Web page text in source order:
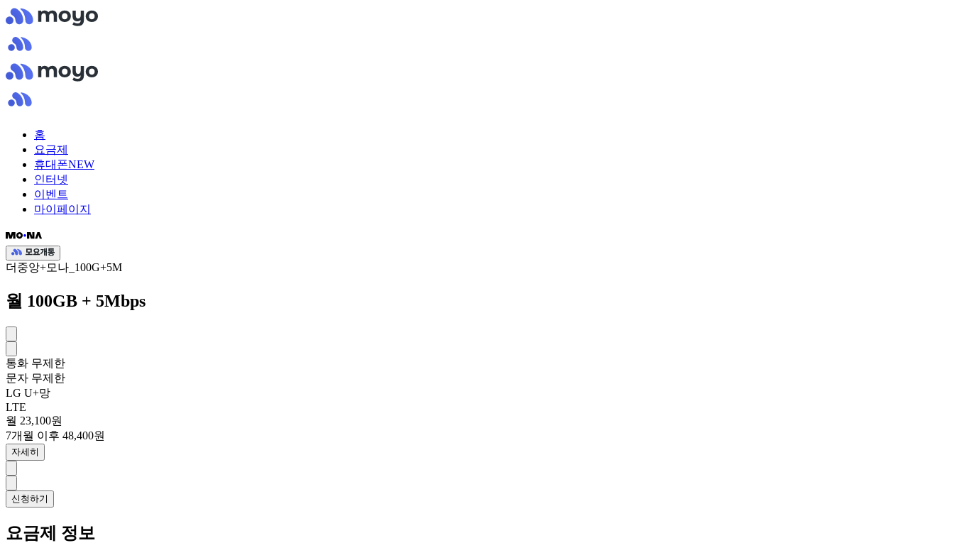
홈
요금제
휴대폰NEW
인터넷
이벤트
마이페이지
더중앙+모나_100G+5M
월 100GB + 5Mbps
통화 무제한
문자 무제한
LG U+망
LTE
월 23,100원
7개월 이후 48,400원
자세히
신청하기
요금제 정보